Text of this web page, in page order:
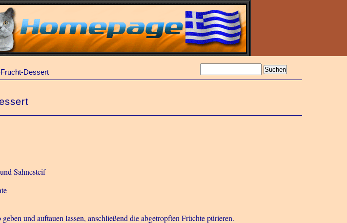
Dessert
Sahnesteif
und auftauen lassen, anschließend die abgetropften Früchte pürieren.